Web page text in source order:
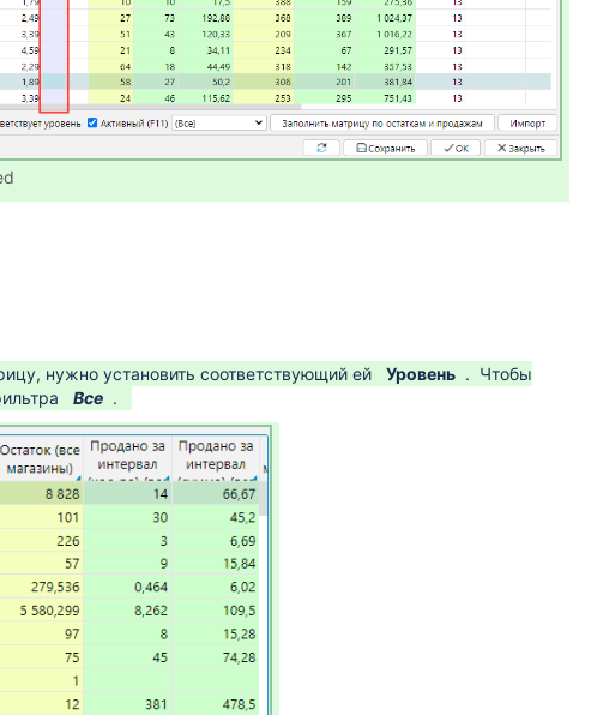
нужно установить соответствующий ей Уровень . Чтобы
Все .